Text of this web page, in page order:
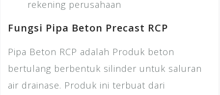
rekening perusahaan
Fungsi Pipa Beton Precast RCP
Pipa Beton RCP adalah Produk beton
bertulang berbentuk silinder untuk saluran
air drainase. Produk ini terbuat dari